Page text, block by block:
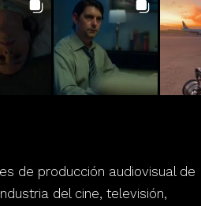
de producción audiovisual de
del cine, televisión,